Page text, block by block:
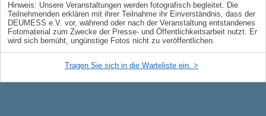
Hinweis: Unsere Veranstaltungen werden fotografisch begleitet. Die
Teilnehmenden erklären mit ihrer Teilnahme ihr Einverständnis, dass der
DEUMESS e.V. vor, während oder nach der Veranstaltung entstandenes
Fotomaterial zum Zwecke der Presse- und Öffentlichkeitsarbeit nutzt. Er
wird sich bemüht, ungünstige Fotos nicht zu veröffentlichen.
Tragen Sie sich in die Warteliste ein.